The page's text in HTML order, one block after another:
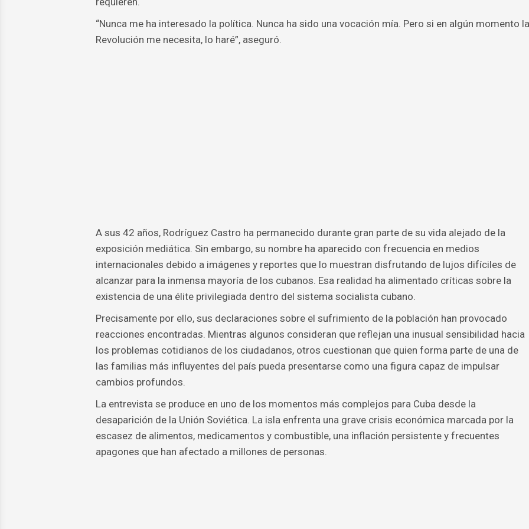
“Nunca me ha interesado la política. Nunca ha sido una vocación mía. Pero si en algún momento la
Revolución me necesita, lo haré”, aseguró.
A sus 42 años, Rodríguez Castro ha permanecido durante gran parte de su vida alejado de la
exposición mediática. Sin embargo, su nombre ha aparecido con frecuencia en medios
internacionales debido a imágenes y reportes que lo muestran disfrutando de lujos difíciles de
alcanzar para la inmensa mayoría de los cubanos. Esa realidad ha alimentado críticas sobre la
existencia de una élite privilegiada dentro del sistema socialista cubano.
Precisamente por ello, sus declaraciones sobre el sufrimiento de la población han provocado
reacciones encontradas. Mientras algunos consideran que reflejan una inusual sensibilidad hacia
los problemas cotidianos de los ciudadanos, otros cuestionan que quien forma parte de una de
las familias más influyentes del país pueda presentarse como una figura capaz de impulsar
cambios profundos.
La entrevista se produce en uno de los momentos más complejos para Cuba desde la
desaparición de la Unión Soviética. La isla enfrenta una grave crisis económica marcada por la
escasez de alimentos, medicamentos y combustible, una inflación persistente y frecuentes
apagones que han afectado a millones de personas.